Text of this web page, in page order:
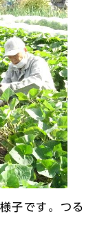
子です。つる